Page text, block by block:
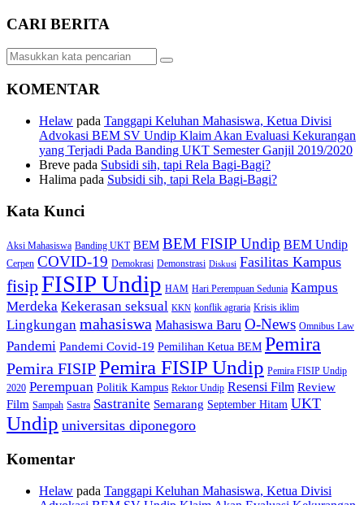
CARI BERITA
KOMENTAR
Helaw pada Tanggapi Keluhan Mahasiswa, Ketua Divisi
Advokasi BEM SV Undip Klaim Akan Evaluasi Kekurangan
yang Terjadi Pada Banding UKT Semester Ganjil 2019/2020
Breve pada Subsidi sih, tapi Rela Bagi-Bagi?
Halima pada Subsidi sih, tapi Rela Bagi-Bagi?
Kata Kunci
Aksi Mahasiswa Banding UKT BEM BEM FISIP Undip BEM Undip
Cerpen COVID-19 Demokrasi Demonstrasi Diskusi Fasilitas Kampus
fisipFISIP Undip HAM Hari Perempuan Sedunia Kampus
Merdeka Kekerasan seksual KKN konflik agraria Krisis iklim
Lingkungan mahasiswa Mahasiswa Baru O-News Omnibus Law
Pandemi Pandemi Covid-19 Pemilihan Ketua BEM Pemira
Pemira FISIPPemira FISIP Undip Pemira FISIP Undip
2020 Perempuan Politik Kampus Rektor Undip Resensi Film Review
Film Sampah Sastra Sastranite Semarang September Hitam UKT
Undip universitas diponegoro
Komentar
Helaw pada Tanggapi Keluhan Mahasiswa, Ketua Divisi